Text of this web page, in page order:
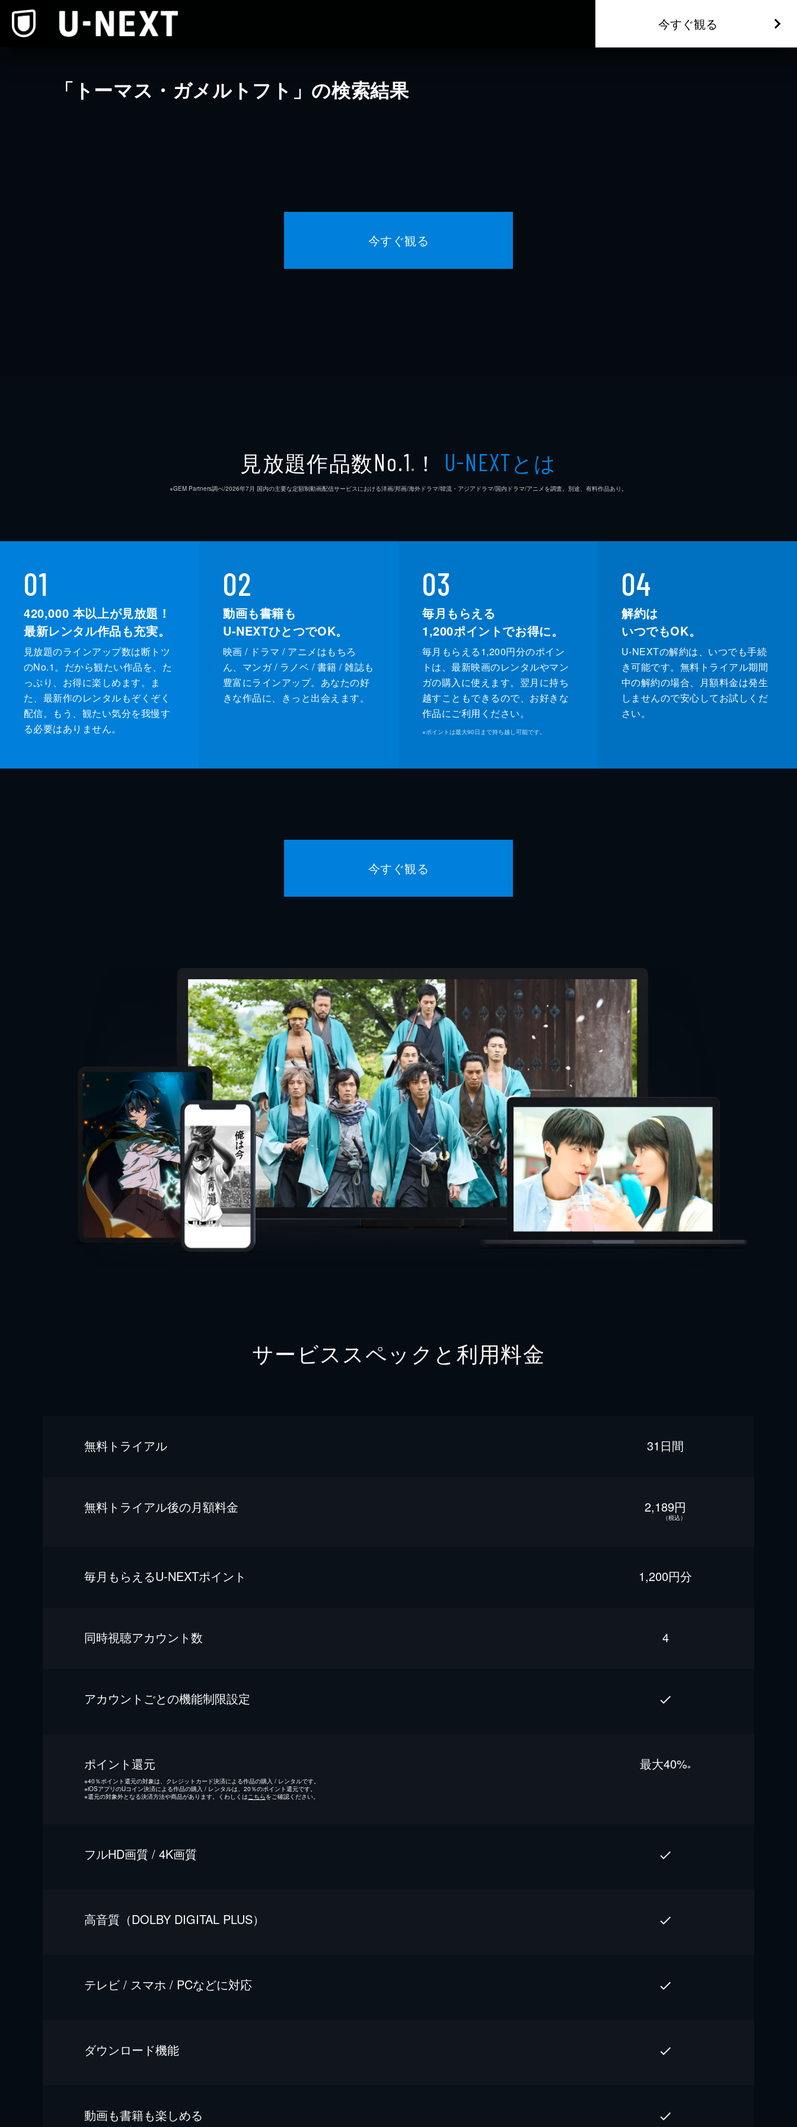
今すぐ観る
「トーマス・ガメルトフト」の検索結果
今すぐ観る
見放題作品数No.1 ※ ！ U-NEXTとは
※GEM Partners調べ/2026年7⽉ 国内の主要な定額制動画配信サービスにおける洋画/邦画/海外ドラマ/韓流・アジアドラマ/国内ドラマ/アニメを調査。別途、有料作品あり。
01
420,000 本以上が見放題！
最新レンタル作品も充実。
見放題のラインアップ数は断トツ
のNo.1。だから観たい作品を、た
っぷり、お得に楽しめます。ま
た、最新作のレンタルもぞくぞく
配信。もう、観たい気分を我慢す
る必要はありません。
02
動画も書籍も
U-NEXTひとつでOK。
映画 / ドラマ / アニメはもちろ
ん、マンガ / ラノベ / 書籍 / 雑誌も
豊富にラインアップ。あなたの好
きな作品に、きっと出会えます。
03
毎月もらえる
1,200ポイントでお得に。
毎月もらえる1,200円分のポイン
トは、最新映画のレンタルやマン
ガの購入に使えます。翌月に持ち
越すこともできるので、お好きな
作品にご利用ください。
※ポイントは最大90日まで持ち越し可能です。
04
解約は
いつでもOK。
U-NEXTの解約は、いつでも手続
き可能です。無料トライアル期間
中の解約の場合、月額料金は発生
しませんので安心してお試しくだ
さい。
今すぐ観る
サービススペックと利用料金
無料トライアル 31日間
無料トライアル後の⽉額料金 2,189円
（税込）
毎⽉もらえるU-NEXTポイント 1,200円分
同時視聴アカウント数 4
アカウントごとの機能制限設定
ポイント還元 最⼤40%※
※40％ポイント還元の対象は、クレジットカード決済による作品の購入 / レンタルです。
※iOSアプリのUコイン決済による作品の購入 / レンタルは、20％のポイント還元です。
※還元の対象外となる決済方法や商品があります。くわしくはこちらをご確認ください。
フルHD画質 / 4K画質
⾼⾳質（DOLBY DIGITAL PLUS）
テレビ / スマホ / PCなどに対応
ダウンロード機能
動画も書籍も楽しめる